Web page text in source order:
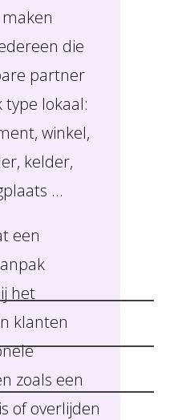
die
partner
type lokaal:
winkel,
kelder,
…
een
het
klanten
zoals een
of overlijden